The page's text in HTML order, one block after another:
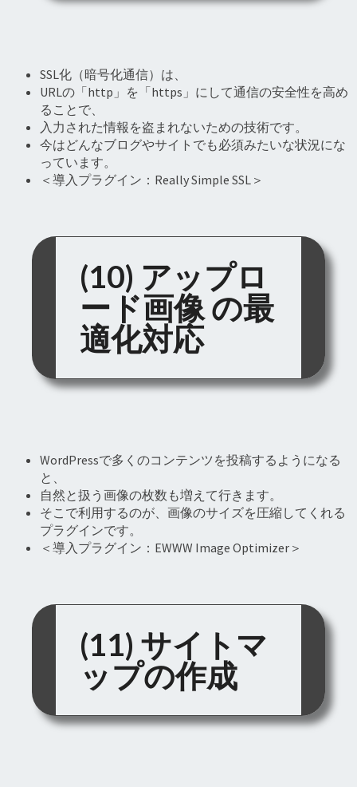
SSL化（暗号化通信）は、
URLの「http」を「https」にして通信の安全性を高め
ることで、
入力された情報を盗まれないための技術です。
今はどんなブログやサイトでも必須みたいな状況にな
っています。
＜導入プラグイン：Really Simple SSL＞
(10) アップロ
ード画像 の最
適化対応
WordPressで多くのコンテンツを投稿するようになる
と、
自然と扱う画像の枚数も増えて行きます。
そこで利用するのが、画像のサイズを圧縮してくれる
プラグインです。
＜導入プラグイン：EWWW Image Optimizer＞
(11) サイトマ
ップの作成